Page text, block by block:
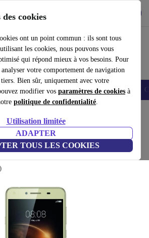
cookies
ont un point commun : ils sont tous
les cookies, nous pouvons vous
qui répond mieux à vos besoins. Pour
votre comportement de navigation
Bien sûr, uniquement avec votre
modifier vos paramètres de cookies à
politique de confidentialité.
Utilisation limitée
ADAPTER
TOUS LES COOKIES
et facilement
Tablettes Montres connectées Accessoires
| or